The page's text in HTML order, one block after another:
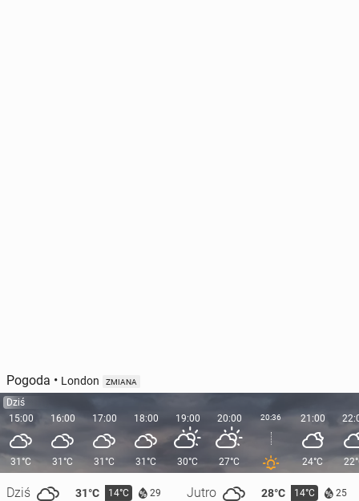
Pogoda • London ZMIANA
Dziś
15:00
31°C
Dziś 31°C 14°C 29 Jutro 28°C 14°C 25
16:00
31°C
17:00
31°C
18:00
31°C
19:00
30°C
20:00
27°C
20:36 21:00
24°C